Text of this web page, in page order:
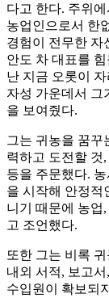
다고 한다. 주위
농업인으로서 한
경험이 전무한 자
안도 차 대표를
난 지금 오롯이
자성 가운데서 그
을 보여줬다.
그는 귀농을 꿈꾸
력하고 도전할 것
등을 주문했다.
을 시작해 안정적
니기 때문에 농업
고 조언했다.
또한 그는 비록
내외 서적, 보고
수입원이 확보되